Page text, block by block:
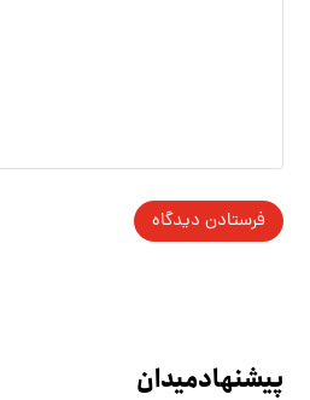
پیشنهاد میدان